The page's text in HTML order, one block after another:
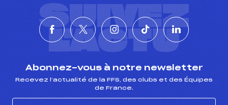
SUIVEZ
L'ACTU
Abonnez-vous à notre newsletter
Recevez l’actualité de la FFS, des clubs et des Équipes
de France.